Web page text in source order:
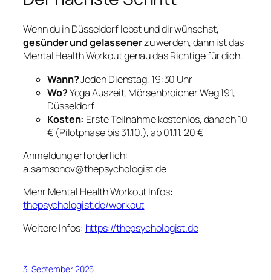
Wenn du in Düsseldorf lebst und dir wünschst,
gesünder und gelassenerzu werden, dann ist das
Mental Health Workout genau das Richtige für dich.
Wann?Jeden Dienstag, 19:30 Uhr
Wo?Yoga Auszeit, Mörsenbroicher Weg 191,
Düsseldorf
Kosten: Erste Teilnahme kostenlos, danach 10
€ (Pilotphase bis 31.10.), ab 01.11. 20 €
Anmeldung erforderlich:
a.samsonov@thepsychologist.de
Mehr Mental Health Workout Infos:
thepsychologist.de/workout
Weitere Infos: https://thepsychologist.de
3. September 2025